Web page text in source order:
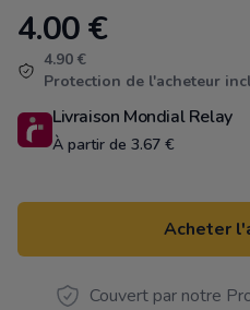
Product information
4.00€
4.90 €
Protection de l'acheteur
Livraison Mondial Relay
À partir de 3.67 €
Acheter
Couvert par notre